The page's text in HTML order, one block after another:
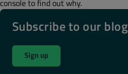
console to find out why.
Subscribe to our blog
Sign up